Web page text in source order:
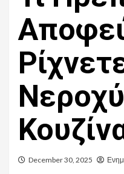
December 30, 2025